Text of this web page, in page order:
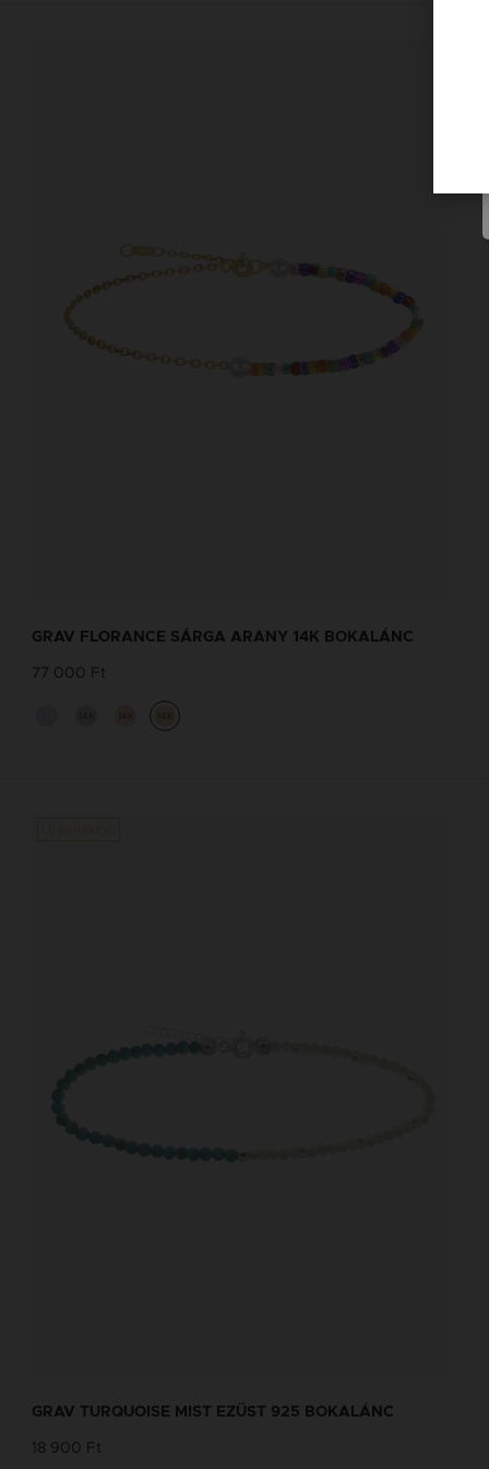
GRAV FLORANCE SÁRGA ARANY 14K BOKALÁNC
77 000 Ft
GRAV TURQUOISE MIST EZÜST 925 BOKALÁNC
18 900 Ft